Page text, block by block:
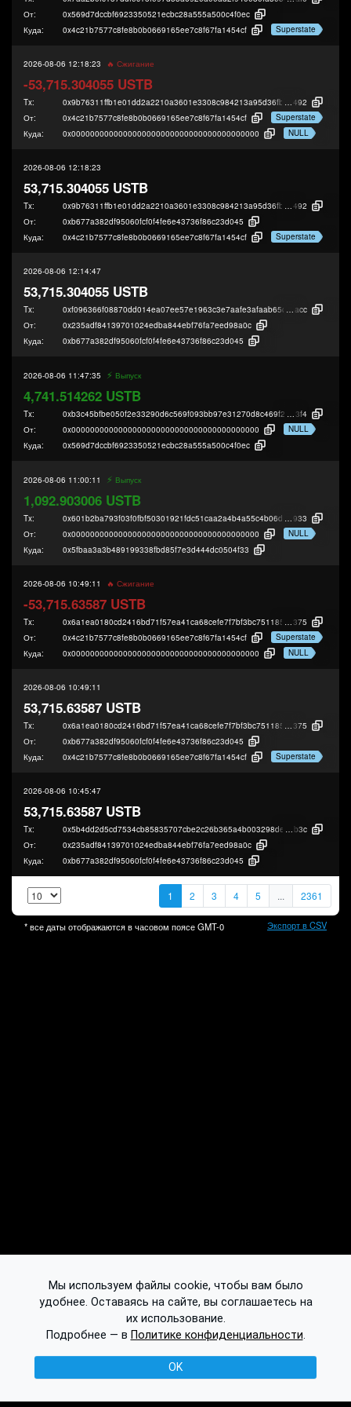
От:
0x569d7dccbf6923350521ecbc28a555a500c4f0ec
Куда:
0x4c21b7577c8fe8b0b0669165ee7c8f67fa1454cf Superstate
2026-08-06 12:18:23 🔥 Сжигание
-53,715.304055 USTB
Tx: 0x9b76311ffb1e01dd2a2210a3601e3308c984213a95d36fbd19404922d04cf
492
От:
0x4c21b7577c8fe8b0b0669165ee7c8f67fa1454cf
Superstate
Куда:
0x0000000000000000000000000000000000000000 NULL
2026-08-06 12:18:23
53,715.304055 USTB
Tx: 0x9b76311ffb1e01dd2a2210a3601e3308c984213a95d36fbd19404922d04cf
492
От:
0xb677a382df95060fcf0f4fe6e43736f86c23d045
Куда:
0x4c21b7577c8fe8b0b0669165ee7c8f67fa1454cf Superstate
2026-08-06 12:14:47
53,715.304055 USTB
Tx: 0xf096366f08870dd014ea07ee57e1963c3e7aafe3afaab65ce304e92e50611
acc
От:
0x235adf84139701024edba844ebf76fa7eed98a0c
Куда:
0xb677a382df95060fcf0f4fe6e43736f86c23d045
2026-08-06 11:47:35 ⚡️ Выпуск
4,741.514262 USTB
Tx: 0xb3c45bfbe050f2e33290d6c569f093bb97e31270d8c469f22b50c25235c7d
3f4
От:
0x0000000000000000000000000000000000000000
NULL
Куда:
0x569d7dccbf6923350521ecbc28a555a500c4f0ec
2026-08-06 11:00:11 ⚡️ Выпуск
1,092.903006 USTB
Tx: 0x601b2ba793f03f0fbf50301921fdc51caa2a4b4a55c4b06d8051495df2675
933
От:
0x0000000000000000000000000000000000000000
NULL
Куда:
0x5fbaa3a3b489199338fbd85f7e3d444dc0504f33
2026-08-06 10:49:11 🔥 Сжигание
-53,715.63587 USTB
Tx: 0x6a1ea0180cd2416bd71f57ea41ca68cefe7f7bf3bc751185e985bde5eeba4
375
От:
0x4c21b7577c8fe8b0b0669165ee7c8f67fa1454cf
Superstate
Куда:
0x0000000000000000000000000000000000000000 NULL
2026-08-06 10:49:11
53,715.63587 USTB
Tx: 0x6a1ea0180cd2416bd71f57ea41ca68cefe7f7bf3bc751185e985bde5eeba4
375
От:
0xb677a382df95060fcf0f4fe6e43736f86c23d045
Куда:
0x4c21b7577c8fe8b0b0669165ee7c8f67fa1454cf Superstate
2026-08-06 10:45:47
53,715.63587 USTB
Tx:
b3c
От:
0x235adf84139701024edba844ebf76fa7eed98a0c
Куда:
0xb677a382df95060fcf0f4fe6e43736f86c23d045
1 2 3 4 5 ... 2361
* все даты отображаются в часовом поясеGMT-0 Экспорт в CSV
Мы используем файлы cookie, чтобы вам было
удобнее. Оставаясь на сайте, вы соглашаетесь на
их использование.
Подробнее — в Политике конфиденциальности.
OK